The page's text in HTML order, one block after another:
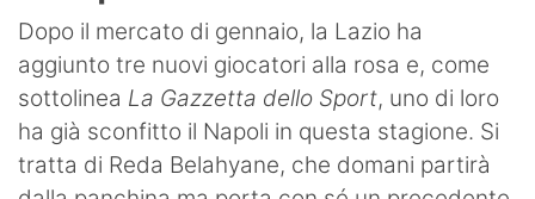
Dopo il mercato di gennaio, la Lazio ha
aggiunto tre nuovi giocatori alla rosa e, come
sottolinea La Gazzetta dello Sport, uno di loro
ha già sconfitto il Napoli in questa stagione. Si
tratta di Reda Belahyane, che domani partirà